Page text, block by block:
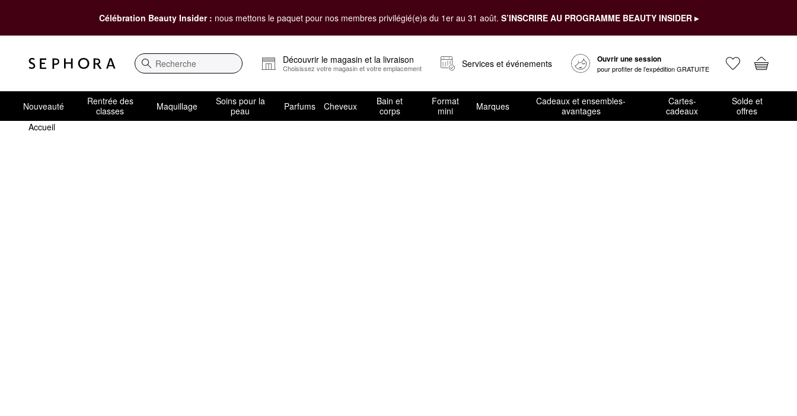
Célébration Beauty Insider : nous mettons le paquet pour nos membres privilégié(e)s du 1er au 31 août. S’INSCRIRE AU PROGRAMME BEAUTY INSIDER ▸
Recherche
Découvrir le magasin et la livraison
Choisissez votre magasin et votre emplacement Services et événements Ouvrir une session
pour profiter de l’expédition GRATUITE
Nouveauté
Rentrée des
classes
Maquillage
Soins pour la
peau
Parfums Cheveux
Bain et
corps
Format
mini
Marques
Cadeaux et ensembles-
avantages
Cartes-
cadeaux
Solde et
offres
Accueil